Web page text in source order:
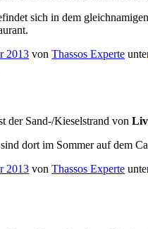
sich in dem
2013 von Thassos Experte
der Sand-/Kieselstrand von
dort im Sommer auf dem
2013 von Thassos Experte